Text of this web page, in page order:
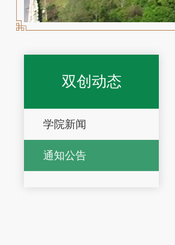
双创动态
学院新闻
通知公告